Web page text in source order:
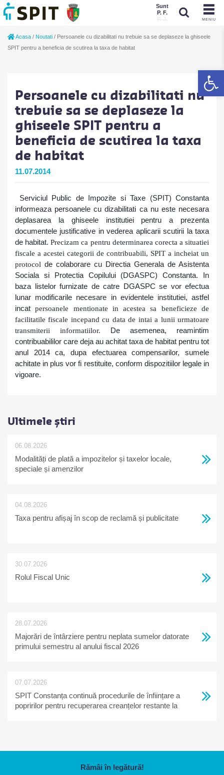
MENIU
Sunt
P. F.
P. J.
Acasa / Noutati / Persoanele cu dizabilitati nu trebuie sa se deplaseze la ghiseele
SPIT pentru a beneficia de scutirea la taxa de habitat
Persoanele cu dizabilitati nu
trebuie sa se deplaseze la
ghiseele SPIT pentru a
beneficia de scutirea la taxa
de habitat
11.07.2014
Serviciul Public de Impozite si Taxe (SPIT) Constanta
informeaza persoanele cu dizabilitati ca nu este necesara
deplasarea la ghiseele institutiei pentru a prezenta
documentele justificative in vederea aplicarii scutirii la taxa
de habitat. Precizam ca pentru determinarea corecta a situatiei
fiscale a acestei categorii de contribuabili, SPIT a incheiat un
protocol de colaborare cu Directia Generala de Asistenta
Sociala si Protectia Copilului (DGASPC) Constanta.
In
baza listelor furnizate de catre DGASPC se vor efectua
lunar modificarile necesare in evidentele institutiei, astfel
incat persoanele mentionate in acestea sa beneficieze de
facilitatile fiscale incepand cu data de intai a lunii urmatoare
transmiterii informatiilor.
De asemenea, reamintim
contribuabililor care deja au achitat taxa de habitat pentru tot
anul 2014 ca, dupa efectuarea compensarilor, sumele
achitate in plus vor fi restituite, conform dispozitiilor legale in
vigoare.
Ultimele știri
06.08.2026
Modalități de plată a impozitelor și taxelor locale,
speciale și amenzilor
04.08.2026
Taxa pentru afișaj în scop de reclamă și publicitate
30.07.2026
Rolul Fiscal Unic
28.07.2026
Majorări de întârziere pentru neplata sumelor datorate
primului semestru al anului fiscal 2026
07.07.2026
SPIT Constanța continuă procedurile de înființare a
popririlor pentru recuperarea creanțelor restante la
Rămâi în legătură!